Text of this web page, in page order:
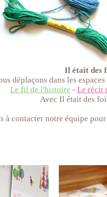
Il était des
déplaçons dans les
Le fil de l'histoire - Le récit
Avec Il était des
à contacter notre équipe